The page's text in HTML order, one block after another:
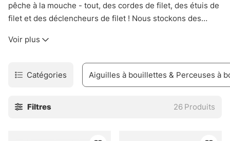
pêche à la mouche - tout, des cordes de filet, des étuis de
filet et des déclencheurs de filet ! Nous stockons des
Creek et Loon Outdoors !
Voir plus
Catégories Aiguilles à bouillettes & Perceuses à
Filtres 26 Produits